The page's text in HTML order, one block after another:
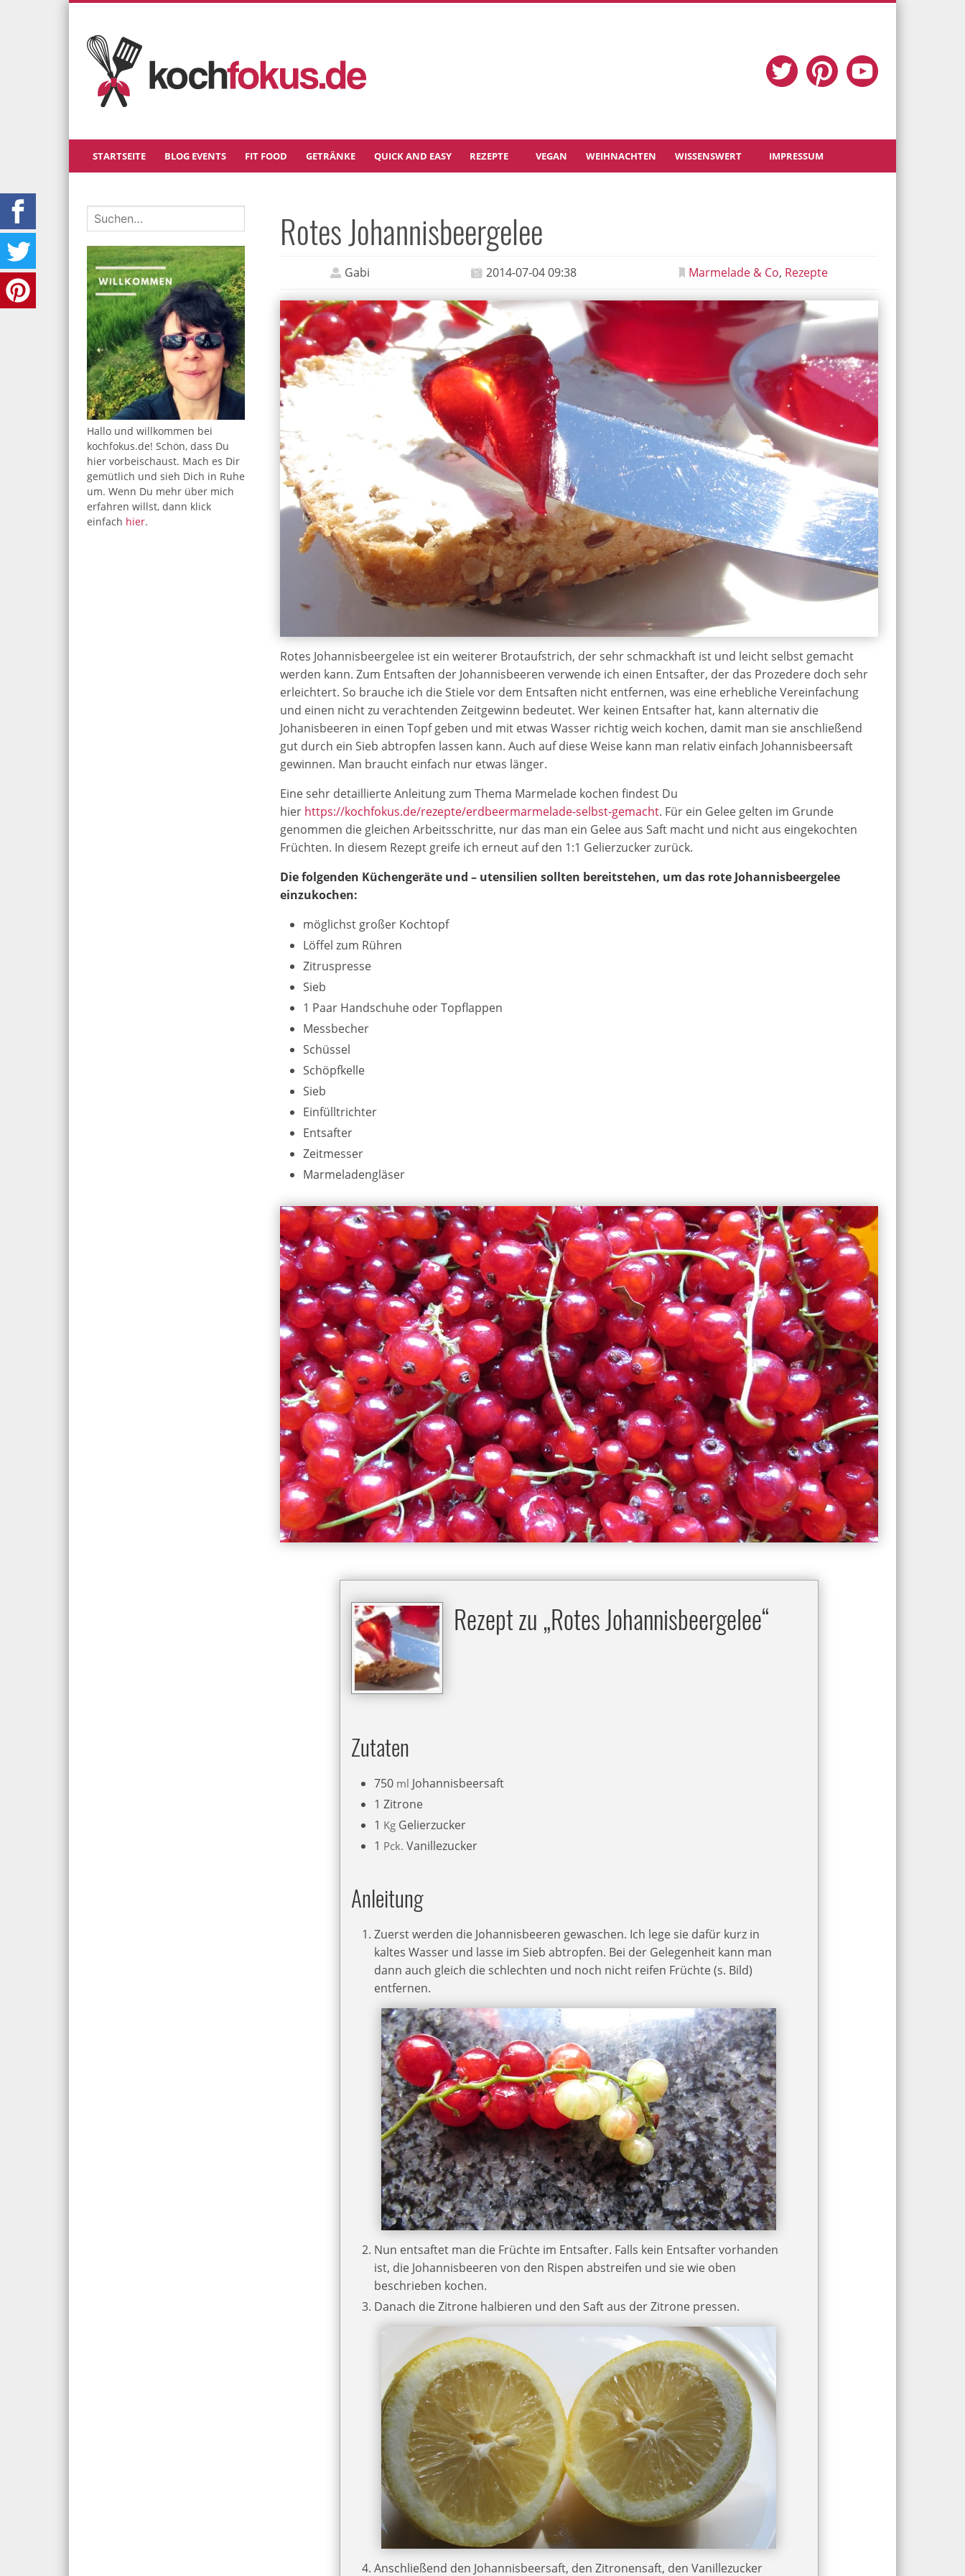
STARTSEITE BLOG EVENTS FIT FOOD GETRÄNKE QUICK AND EASY REZEPTE VEGAN WEIHNACHTEN WISSENSWERT IMPRESSUM
Hallo und willkommen bei
kochfokus.de! Schön, dass Du
hier vorbeischaust. Mach es Dir
gemütlich und sieh Dich in Ruhe
um. Wenn Du mehr über mich
erfahren willst, dann klick
einfach hier.
Rotes Johannisbeergelee
Gabi 2014-07-04 09:38 Marmelade & Co Rezepte
Rotes Johannisbeergelee ist ein weiterer Brotaufstrich, der sehr schmackhaft ist und leicht selbst gemacht
werden kann. Zum Entsaften der Johannisbeeren verwende ich einen Entsafter, der das Prozedere doch sehr
erleichtert. So brauche ich die Stiele vor dem Entsaften nicht entfernen, was eine erhebliche Vereinfachung
und einen nicht zu verachtenden Zeitgewinn bedeutet. Wer keinen Entsafter hat, kann alternativ die
Johanisbeeren in einen Topf geben und mit etwas Wasser richtig weich kochen, damit man sie anschließend
gut durch ein Sieb abtropfen lassen kann. Auch auf diese Weise kann man relativ einfach Johannisbeersaft
gewinnen. Man braucht einfach nur etwas länger.
Eine sehr detaillierte Anleitung zum Thema Marmelade kochen findest Du
hier https://kochfokus.de/rezepte/erdbeermarmelade-selbst-gemacht. Für ein Gelee gelten im Grunde
genommen die gleichen Arbeitsschritte, nur das man ein Gelee aus Saft macht und nicht aus eingekochten
Früchten. In diesem Rezept greife ich erneut auf den 1:1 Gelierzucker zurück.
Die folgenden Küchengeräte und – utensilien sollten bereitstehen, um das rote Johannisbeergelee
einzukochen:
möglichst großer Kochtopf
Löffel zum Rühren
Zitruspresse
Sieb
1 Paar Handschuhe oder Topflappen
Messbecher
Schüssel
Schöpfkelle
Sieb
Einfülltrichter
Entsafter
Zeitmesser
Marmeladengläser
Rezept zu „Rotes Johannisbeergelee“
Zutaten
750 ml Johannisbeersaft
1 Zitrone
1 Kg Gelierzucker
1 Pck. Vanillezucker
Anleitung
Zuerst werden die Johannisbeeren gewaschen. Ich lege sie dafür kurz in
kaltes Wasser und lasse im Sieb abtropfen. Bei der Gelegenheit kann man
dann auch gleich die schlechten und noch nicht reifen Früchte (s. Bild)
entfernen.
Nun entsaftet man die Früchte im Entsafter. Falls kein Entsafter vorhanden
ist, die Johannisbeeren von den Rispen abstreifen und sie wie oben
beschrieben kochen.
Danach die Zitrone halbieren und den Saft aus der Zitrone pressen.
Anschließend den Johannisbeersaft, den Zitronensaft, den Vanillezucker